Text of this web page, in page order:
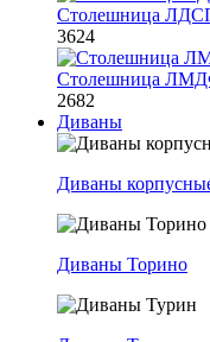
Столешница
3624
Столешница
2682
Диваны
Диваны
Диваны Торино